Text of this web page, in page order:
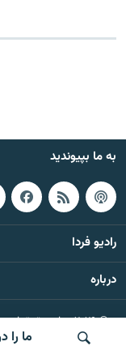
ما را
به ما بپیوندید
رادیو فردا
درباره
© ۲۰۲۶ تمام حقوق
محفوظ است.